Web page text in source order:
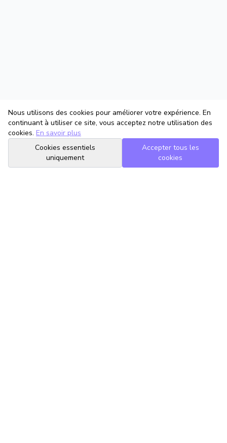
Nous utilisons des cookies pour améliorer votre expérience. En
continuant à utiliser ce site, vous acceptez notre utilisation des
cookies. En savoir plus
Cookies essentiels
uniquement
Accepter tous les
cookies